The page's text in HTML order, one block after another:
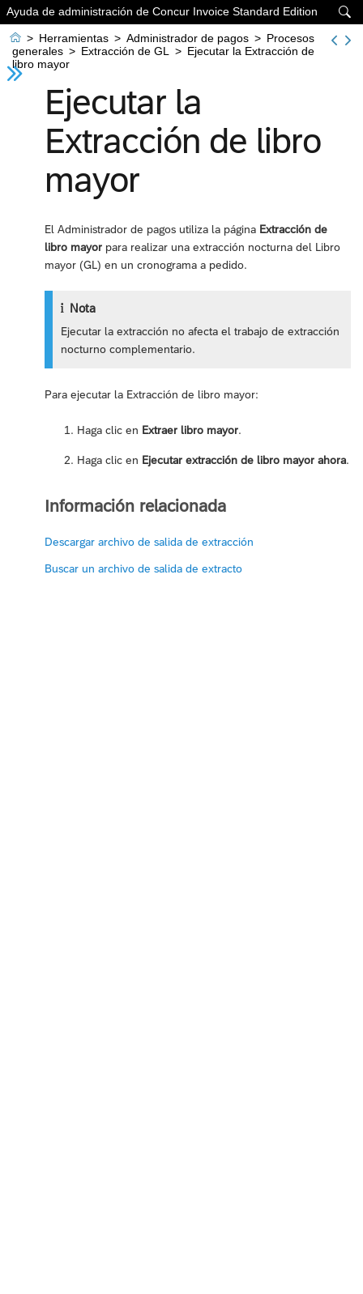

Ayuda de administración de Concur Invoice Standard Edition
 > Herramientas > Administrador de pagos > Procesos
generales > Extracción de GL > Ejecutar la Extracción de
libro mayor
Ejecutar la
Extracción de libro
mayor
El Administrador de pagos utiliza la página Extracción de
libro mayor para realizar una extracción nocturna del Libro
mayor (GL) en un cronograma a pedido.
Nota
Ejecutar la extracción no afecta el trabajo de extracción
nocturno complementario.
Para ejecutar la Extracción de libro mayor:
Haga clic en Extraer libro mayor.
Haga clic en Ejecutar extracción de libro mayor ahora.
Información relacionada
Descargar archivo de salida de extracción
Buscar un archivo de salida de extracto